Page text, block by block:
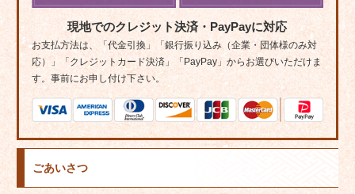
現地でのクレジット決済・PayPayに対応
お支払方法は、「代金引換」「銀行振り込み（企業・団体様のみ対
応）」「クレジットカード決済」「PayPay」からお選びいただけま
す。事前にお申し付け下さい。
ごあいさつ